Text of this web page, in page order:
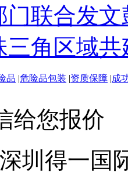
门联合发
三角区域
品 |危险品包装 |资质保障 |成
给您报价
圳得一国